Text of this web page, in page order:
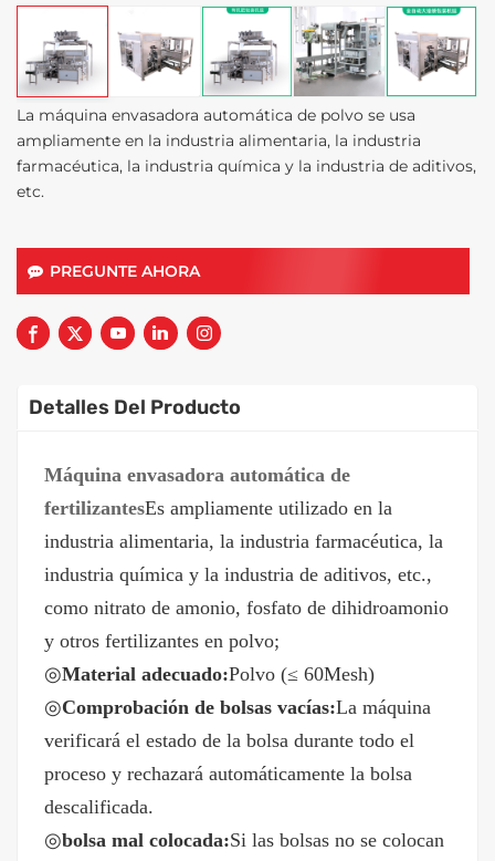
La máquina envasadora automática de polvo se usa
ampliamente en la industria alimentaria, la industria
farmacéutica, la industria química y la industria de aditivos,
etc.
PREGUNTE AHORA
Detalles Del Producto
Máquina envasadora automática de
fertilizantesEs ampliamente utilizado en la
industria alimentaria, la industria farmacéutica, la
industria química y la industria de aditivos, etc.,
como nitrato de amonio, fosfato de dihidroamonio
y otros fertilizantes en polvo;
◎Material adecuado:Polvo (≤ 60Mesh)
◎Comprobación de bolsas vacías:La máquina
verificará el estado de la bolsa durante todo el
proceso y rechazará automáticamente la bolsa
descalificada.
◎bolsa mal colocada:Si las bolsas no se colocan